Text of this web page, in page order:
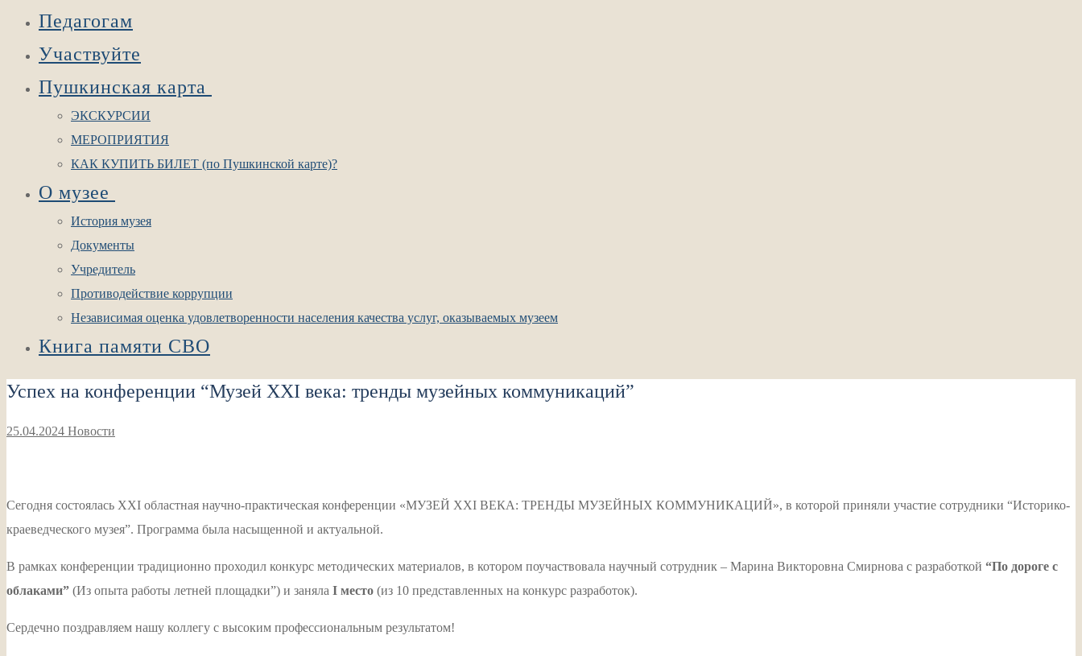
Педагогам
Участвуйте
Пушкинская карта
ЭКСКУРСИИ
МЕРОПРИЯТИЯ
КАК КУПИТЬ БИЛЕТ (по Пушкинской карте)?
О музее
История музея
Документы
Учредитель
Противодействие коррупции
Независимая оценка удовлетворенности населения качества услуг, оказываемых музеем
Книга памяти СВО
Успех на конференции “Музей XXI века: тренды музейных коммуникаций”
25.04.2024 Новости
Сегодня состоялась XXI областная научно-практическая конференции «МУЗЕЙ XXI ВЕКА: ТРЕНДЫ МУЗЕЙНЫХ КОММУНИКАЦИЙ», в которой приняли участие сотрудники “Историко-
краеведческого музея”. Программа была насыщенной и актуальной.
В рамках конференции традиционно проходил конкурс методических материалов, в котором поучаствовала научный сотрудник – Марина Викторовна Смирнова с разработкой “По дороге с
облаками” (Из опыта работы летней площадки”) и заняла I место (из 10 представленных на конкурс разработок).
Сердечно поздравляем нашу коллегу с высоким профессиональным результатом!